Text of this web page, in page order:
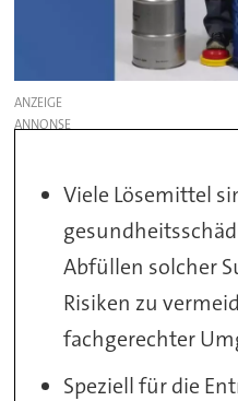
ANZEIGE
Viele Lösemittel
Abfüllen solcher
Risiken zu
fachgerechter
Speziell für die